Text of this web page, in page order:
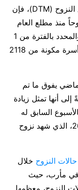
وبحسب الأرقام الصادرة عن مصفوفة تتبع النزوح (DTM)، فإن
منذ مطلع العام
الجاري، بعد الأسبوع الأول من ذات العام والمحدد بالفترة من 1
إلى 7 يناير 2023، والذي شهد نزوح 353 أسرة مكونة من 2118
يفوق ما تم
إلى أنها تمثل زيادة
بالأسبوع السابق له
والمحدد بالفترة ما بين 12 و18مارس 2023، الذي شهد نزوح
النزوح خلال
أسرة، كانت في مأرب، حيث
96.6% من حالات النزوح، معظمها